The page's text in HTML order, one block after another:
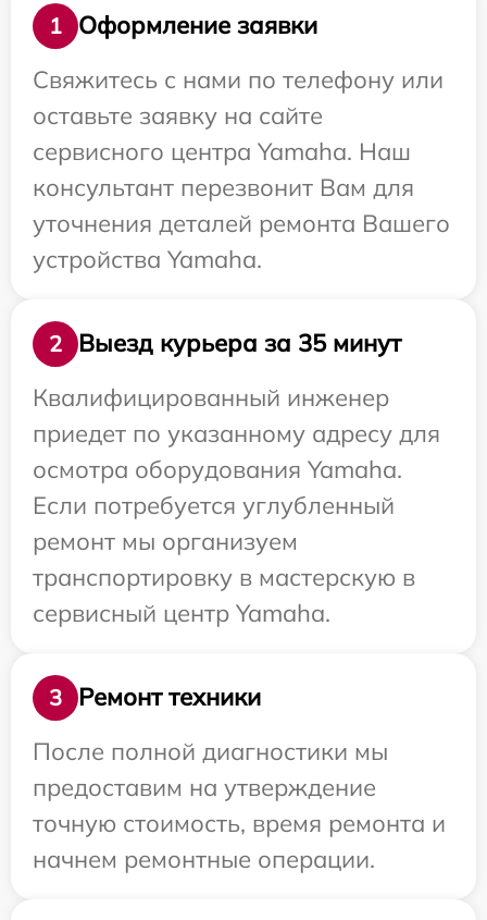
1
Оформление заявки
Свяжитесь с нами по телефону или
оставьте заявку на сайте
сервисного центра Yamaha. Наш
консультант перезвонит Вам для
уточнения деталей ремонта Вашего
устройства Yamaha.
2
Выезд курьера за 35 минут
Квалифицированный инженер
приедет по указанному адресу для
осмотра оборудования Yamaha.
Если потребуется углубленный
ремонт мы организуем
транспортировку в мастерскую в
сервисный центр Yamaha.
3
Ремонт техники
После полной диагностики мы
предоставим на утверждение
точную стоимость, время ремонта и
начнем ремонтные операции.